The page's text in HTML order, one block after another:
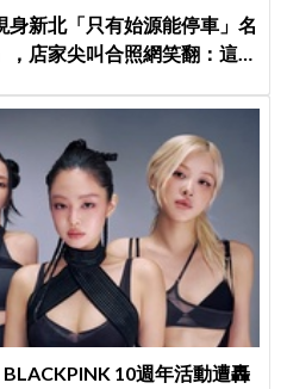
身新北「只有始源能停車」名
店家尖叫合照網笑翻：這輩
10週年活動遭轟